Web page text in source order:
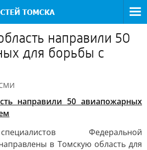
направили 50
для борьбы с
направили 50 авиапожарных
Федеральной
в Томскую область для